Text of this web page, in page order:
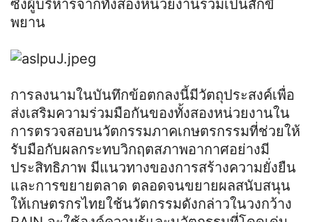
ซึ่งผู้บริหารจากทั้งสองหน่วยงานร่วมเป็นสักขี
พยาน
การลงนามในบันทึกข้อตกลงนี้มีวัตถุประสงค์เพื่อ
ส่งเสริมความร่วมมือกันของทั้งสองหน่วยงานใน
การตรวจสอบนวัตกรรมภาคเกษตรกรรมที่ช่วยให้
รับมือกับผลกระทบวิกฤตสภาพอากาศอย่างมี
ประสิทธิภาพ มีแนวทางของการสร้างความยั่งยืน
และการขยายตลาด ตลอดจนขยายผลสนับสนุน
ให้เกษตรกรไทยใช้นวัตกรรมดังกล่าวในวงกว้าง